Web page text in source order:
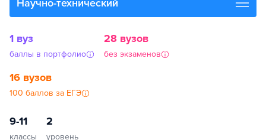
Научно-технический
1 вуз
баллы в портфолио
28 вузов
без экзаменов
16 вузов
100 баллов за ЕГЭ
9-11
классы
2
уровень